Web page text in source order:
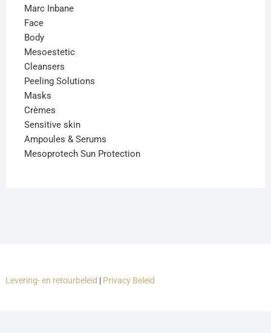
Marc Inbane
Face
Body
Mesoestetic
Cleansers
Peeling Solutions
Masks
Crèmes
Sensitive skin
Ampoules & Serums
Mesoprotech Sun Protection
Levering- en retourbeleid | Privacy Beleid